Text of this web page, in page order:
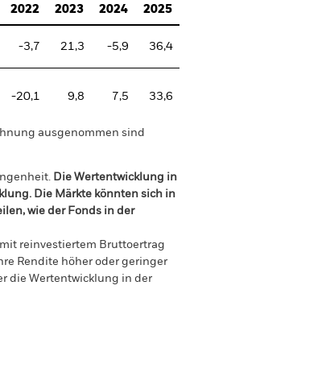
2022 2023 2024 2025
-3,7 21,3 -5,9 36,4
-20,1 9,8 7,5 33,6
ausgenommen sind
Die Wertentwicklung in
Die Märkte könnten sich in
wie der Fonds in der
reinvestiertem Bruttoertrag
Rendite höher oder geringer
die Wertentwicklung in der